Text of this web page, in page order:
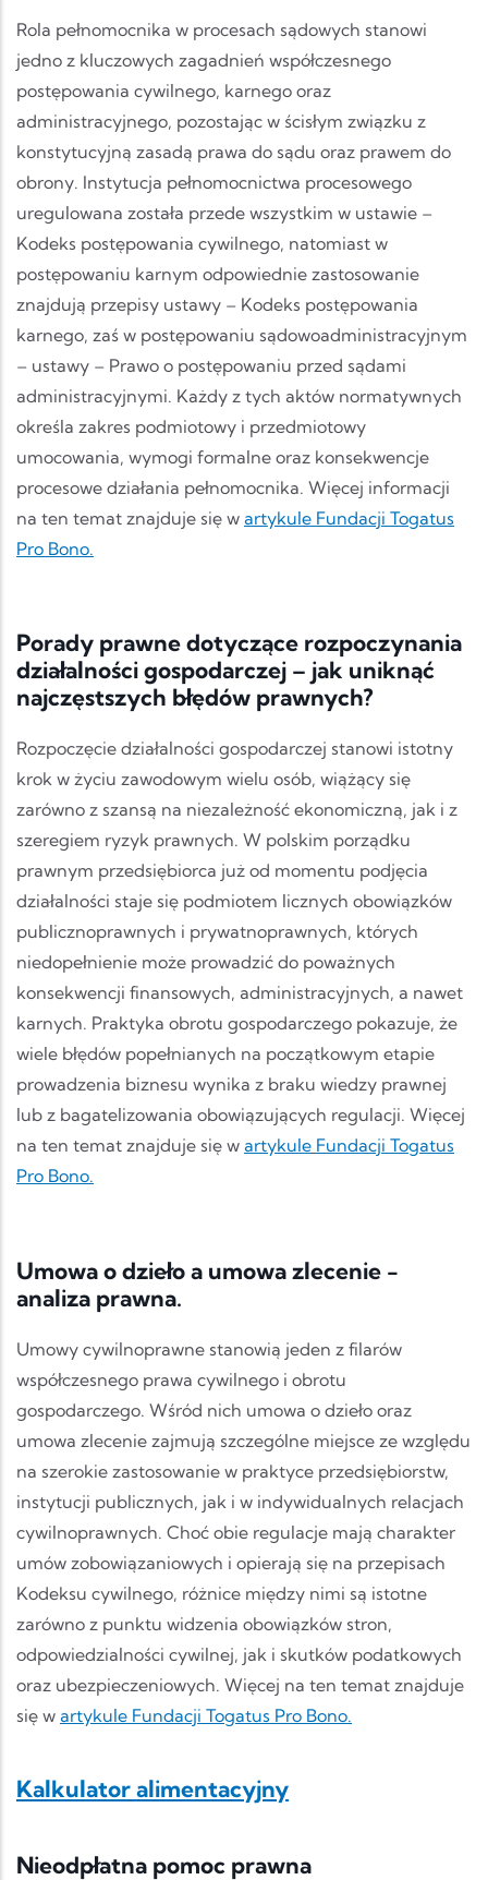
Rola pełnomocnika w procesach sądowych stanowi
jedno z kluczowych zagadnień współczesnego
postępowania cywilnego, karnego oraz
administracyjnego, pozostając w ścisłym związku z
konstytucyjną zasadą prawa do sądu oraz prawem do
obrony. Instytucja pełnomocnictwa procesowego
uregulowana została przede wszystkim w ustawie –
Kodeks postępowania cywilnego, natomiast w
postępowaniu karnym odpowiednie zastosowanie
znajdują przepisy ustawy – Kodeks postępowania
karnego, zaś w postępowaniu sądowoadministracyjnym
– ustawy – Prawo o postępowaniu przed sądami
administracyjnymi. Każdy z tych aktów normatywnych
określa zakres podmiotowy i przedmiotowy
umocowania, wymogi formalne oraz konsekwencje
procesowe działania pełnomocnika. Więcej informacji
na ten temat znajduje się w artykule Fundacji Togatus
Pro Bono.
Porady prawne dotyczące rozpoczynania
działalności gospodarczej – jak uniknąć
najczęstszych błędów prawnych?
Rozpoczęcie działalności gospodarczej stanowi istotny
krok w życiu zawodowym wielu osób, wiążący się
zarówno z szansą na niezależność ekonomiczną, jak i z
szeregiem ryzyk prawnych. W polskim porządku
prawnym przedsiębiorca już od momentu podjęcia
działalności staje się podmiotem licznych obowiązków
publicznoprawnych i prywatnoprawnych, których
niedopełnienie może prowadzić do poważnych
konsekwencji finansowych, administracyjnych, a nawet
karnych. Praktyka obrotu gospodarczego pokazuje, że
wiele błędów popełnianych na początkowym etapie
prowadzenia biznesu wynika z braku wiedzy prawnej
lub z bagatelizowania obowiązujących regulacji. Więcej
na ten temat znajduje się w artykule Fundacji Togatus
Pro Bono.
Umowa o dzieło a umowa zlecenie -
analiza prawna.
Umowy cywilnoprawne stanowią jeden z filarów
współczesnego prawa cywilnego i obrotu
gospodarczego. Wśród nich umowa o dzieło oraz
umowa zlecenie zajmują szczególne miejsce ze względu
na szerokie zastosowanie w praktyce przedsiębiorstw,
instytucji publicznych, jak i w indywidualnych relacjach
cywilnoprawnych. Choć obie regulacje mają charakter
umów zobowiązaniowych i opierają się na przepisach
Kodeksu cywilnego, różnice między nimi są istotne
zarówno z punktu widzenia obowiązków stron,
odpowiedzialności cywilnej, jak i skutków podatkowych
oraz ubezpieczeniowych. Więcej na ten temat znajduje
się w artykule Fundacji Togatus Pro Bono.
Kalkulator alimentacyjny
Nieodpłatna pomoc prawna